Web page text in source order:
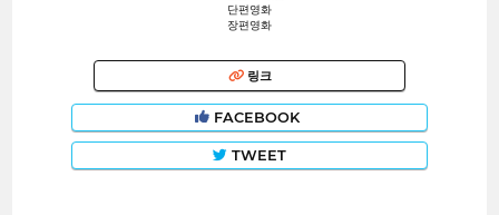
단편영화
장편영화
링크
FACEBOOK
TWEET